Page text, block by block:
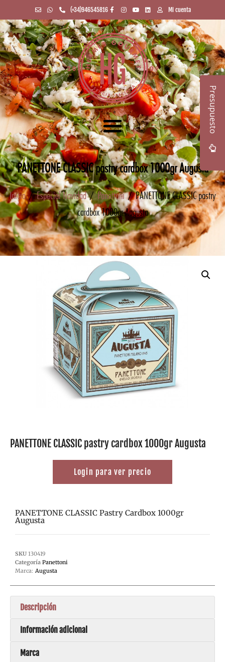
(+34)946545816 Mi cuenta
PANETTONE CLASSIC pastry cardbox 1000gr Augusta
Inicio/Especial Navidad/Panettoni/ PANETTONE CLASSIC pastry
cardbox 1000gr Augusta
PANETTONE CLASSIC pastry cardbox 1000gr Augusta
Login para ver precio
PANETTONE CLASSIC Pastry Cardbox 1000gr
Augusta
SKU 130419
Categoría Panettoni
Marca: Augusta
Descripción
Información adicional
Marca
Presupuesto